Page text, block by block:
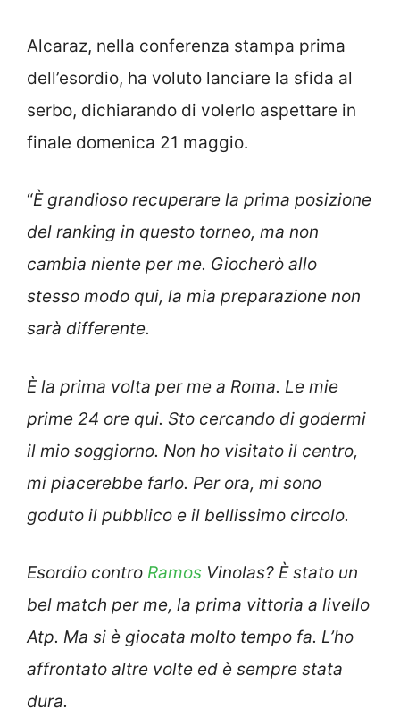
Alcaraz, nella conferenza stampa prima
dell’esordio, ha voluto lanciare la sfida al
serbo, dichiarando di volerlo aspettare in
finale domenica 21 maggio.
“È grandioso recuperare la prima posizione
del ranking in questo torneo, ma non
cambia niente per me. Giocherò allo
stesso modo qui, la mia preparazione non
sarà differente.
È la prima volta per me a Roma. Le mie
prime 24 ore qui. Sto cercando di godermi
il mio soggiorno. Non ho visitato il centro,
mi piacerebbe farlo. Per ora, mi sono
goduto il pubblico e il bellissimo circolo.
Esordio contro Ramos Vinolas? È stato un
bel match per me, la prima vittoria a livello
Atp. Ma si è giocata molto tempo fa. L’ho
affrontato altre volte ed è sempre stata
dura.